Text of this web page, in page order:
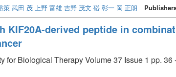
策 武田 茂 上野 富雄 吉野 茂文 硲 彰一 岡 正朗
derived peptide in
for Biological Therapy Volume 37 Issue 1 pp. 36